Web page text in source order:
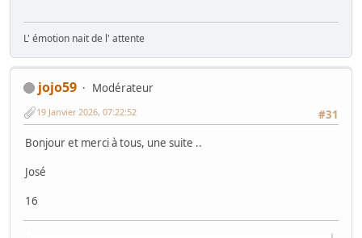
L' émotion nait de l' attente
jojo59
Modérateur
#31
19 Janvier 2026, 07:22:52
Bonjour et merci à tous, une suite ..
José
16